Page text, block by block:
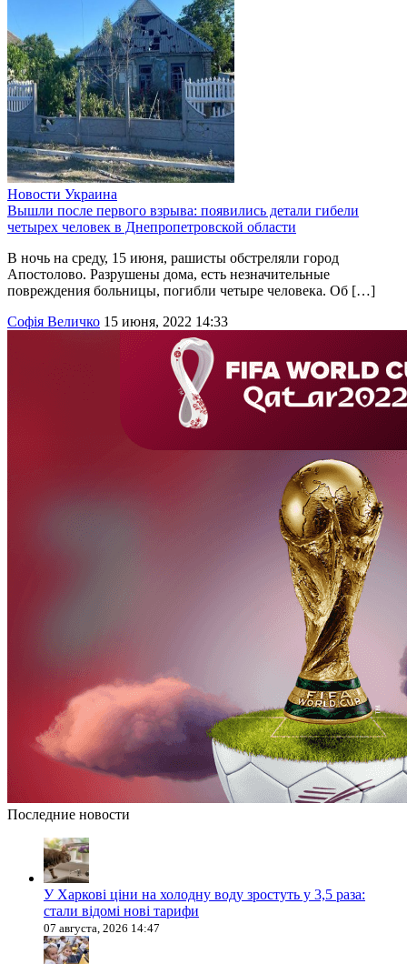
Новости Украина
Вышли после первого взрыва: появились детали гибели
четырех человек в Днепропетровской области
В ночь на среду, 15 июня, рашисты обстреляли город
Апостолово. Разрушены дома, есть незначительные
повреждения больницы, погибли четыре человека. Об […]
Софія Величко 15 июня, 2022 14:33
Последние новости
У Харкові ціни на холодну воду зростуть у 3,5 раза:
стали відомі нові тарифи
07 августа, 2026 14:47